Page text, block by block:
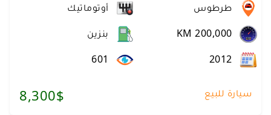
طرطوس
أوتوماتيك
بنزين
سيارة للبيع 8,300$